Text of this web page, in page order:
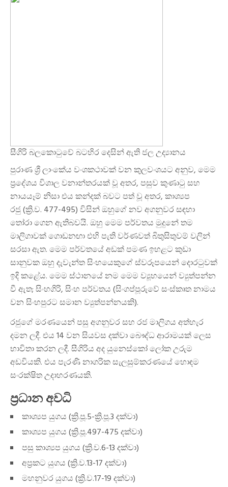
සීගිරි බලකොටුවේ බටහිර දෙසින් ඇති ජල උද්‍යානය
පුරාණ ශ්‍රී ලාංකේය වංශකථාවක් වනකුලවංශයට අනුව, මෙම
ප්‍රදේශය විශාල වනාන්තරයක් වූ අතර, පසුව කුණාටු සහ
නායයෑම් නිසා එය කන්දක් බවට පත් වූ අතර, කාශ්‍යප
රජු (ක්‍රි.ව. 477-495) විසින් ඔහුගේ නව අගනුවර සඳහා
තෝරා ගෙන ඇතිබවයි. ඔහු මෙම පර්වතය මුදුනේ තම
මාලිගාවක් ගොඩනඟා එහි පැති වර්ණවත් බිතුසිතුවම් වලින්
සරසා ඇත. මෙම පර්වතයේ අඩක් පමණ ඉහළට කුඩා
සානුවක ඔහු දැවැන්ත සිංහයෙකුගේ ස්වරූපයෙන් දොරටුවක්
ඉදි කළේය. මෙම ස්ථානයේ නම මෙම ව්‍යූහයෙන් ව්‍යුත්පන්න
වී ඇත;සිංහගිරි, සිංහ පර්වතය (සිංගප්පූරුවේ සංස්කෘත නාමය
වනසිංහපුරට සමාන ව්‍යුත්පන්නයකි).
රජුගේ මරණයෙන් පසු අගනුවර සහ රජ මාලිගය අත්හැර
දමන ලදී. එය 14 වන සියවස දක්වා බෞද්ධ ආරාමයක් ලෙස
භාවිතා කරන ලදී. සීගිරිය අද යුනෙස්කෝ ලෝක උරුම
අඩවියකි. එය පැරණි නාගරික සැලසුම්කරණයේ හොඳම
සංරක්ෂිත උදාහරණයකි.
ප්‍රධාන අවධි
කාශ්‍යප යුගය (ක්‍රි.පූ.5-ක්‍රි.පූ.3 දක්වා)
කාශ්‍යප යුගය (ක්‍රි.පූ.497-475 දක්වා)
පසු කාශ්‍යප යුගය (ක්‍රි.ව.6-13 දක්වා)
අප්‍රකට යුගය (ක්‍රි.ව.13-17 දක්වා)
මහනුවර යුගය (ක්‍රි.ව.17-19 දක්වා)